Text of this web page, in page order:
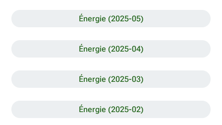
Énergie (2025-05)
Énergie (2025-04)
Énergie (2025-03)
Énergie (2025-02)